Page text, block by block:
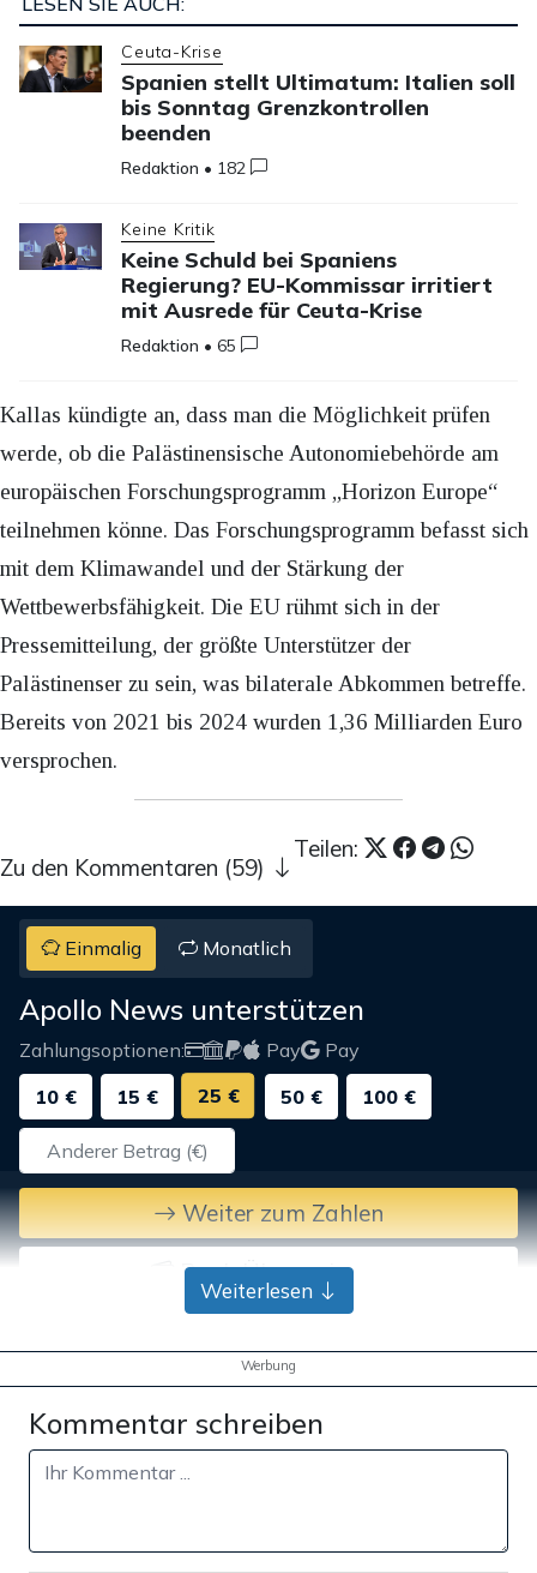
Ceuta-Krise
Spanien stellt Ultimatum: Italien soll
bis Sonntag Grenzkontrollen
beenden
Redaktion • 182
Keine Kritik
Keine Schuld bei Spaniens
Regierung? EU-Kommissar irritiert
mit Ausrede für Ceuta-Krise
Redaktion •65
Kallas kündigte an, dass man die Möglichkeit prüfen
werde, ob die Palästinensische Autonomiebehörde am
europäischen Forschungsprogramm „Horizon Europe“
teilnehmen könne. Das Forschungsprogramm befasst sich
mit dem Klimawandel und der Stärkung der
Wettbewerbsfähigkeit. Die EU rühmt sich in der
Pressemitteilung, der größte Unterstützer der
Palästinenser zu sein, was bilaterale Abkommen betreffe.
Bereits von 2021 bis 2024 wurden 1,36 Milliarden Euro
versprochen.
Teilen:
Zu den Kommentaren (59)
Einmalig Monatlich
Apollo News unterstützen
Zahlungsoptionen: Pay
Pay
10 €
15 € 25 € 50 € 100 €
Weiter zum Zahlen
Bank-Überweisung
Weiterlesen
Werbung
Kommentar schreiben